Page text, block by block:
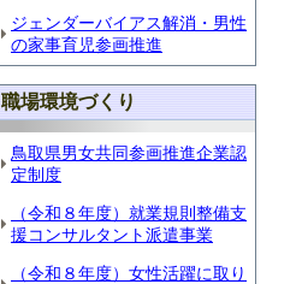
ジェンダーバイアス解消・男性
の家事育児参画推進
職場環境づくり
鳥取県男女共同参画推進企業認
定制度
（令和８年度）就業規則整備支
援コンサルタント派遣事業
（令和８年度）女性活躍に取り